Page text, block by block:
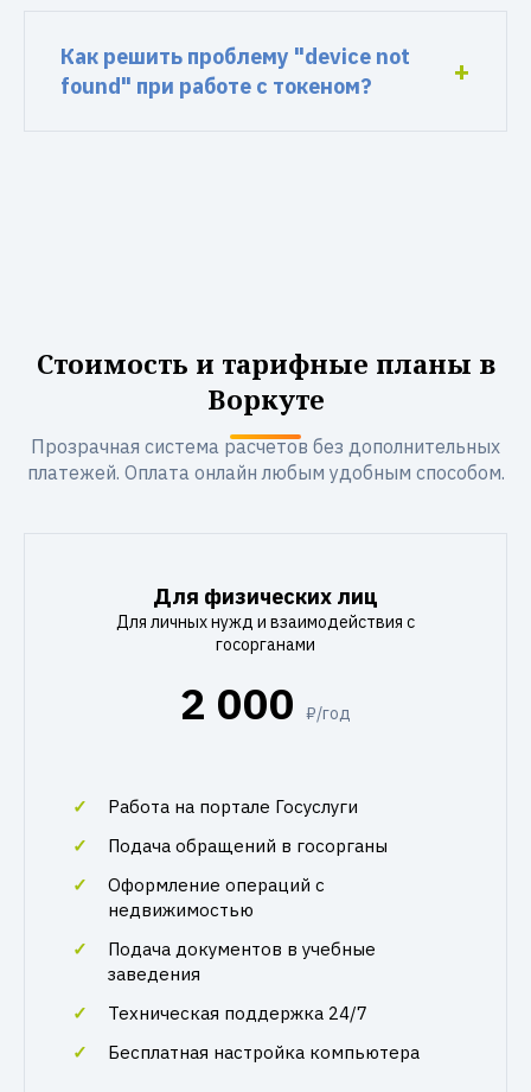
Как решить проблему "device not
found" при работе с токеном?
Стоимость и тарифные планы в
Воркуте
Прозрачная система расчетов без дополнительных
платежей. Оплата онлайн любым удобным способом.
Для физических лиц
Для личных нужд и взаимодействия с
госорганами
2 000 ₽/год
Работа на портале Госуслуги
Подача обращений в госорганы
Оформление операций с
недвижимостью
Подача документов в учебные
заведения
Техническая поддержка 24/7
Бесплатная настройка компьютера